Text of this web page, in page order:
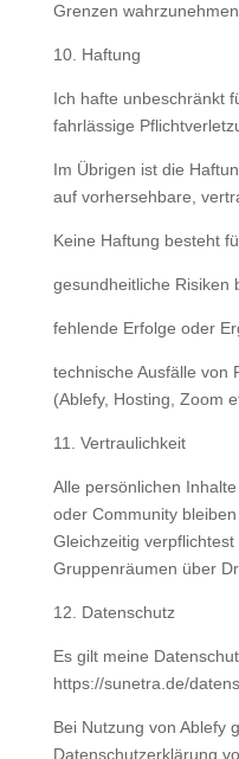
Grenzen
10. Haftung
Ich hafte unbeschränkt
fahrlässige
Im Übrigen ist die
auf vorhersehbare,
Keine Haftung besteht
gesundheitliche Risiken
fehlende Erfolge oder
technische Ausfälle von
(Ablefy, Hosting, Zoom
11. Vertraulichkeit
Alle persönlichen
oder Community bleiben
Gleichzeitig
Gruppenräumen über
12. Datenschutz
Es gilt meine
https://sunetra.de/
Bei Nutzung von Ablefy
Datenschutzerklärung